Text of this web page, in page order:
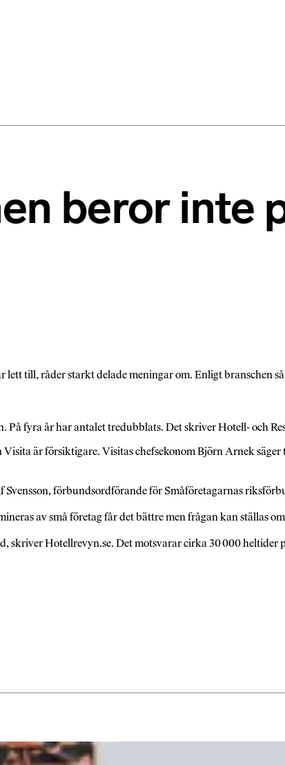
beror inte
till, råder starkt delade meningar om. Enligt branschen
fyra år har antalet tredubblats. Det skriver Hotell- och
är försiktigare. Visitas chefsekonom Björn Arnek
förbundsordförande för Småföretagarnas
av små företag får det bättre men frågan kan ställas
Hotellrevyn.se. Det motsvarar cirka 30 000 heltider